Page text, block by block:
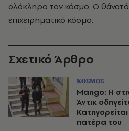
ολόκληρο τον κόσμο. Ο
επιχειρηματικό κόσμο.
Σχετικό Άρθρο
ΚΟΣΜΟΣ
Mango: Η
Άντικ
πατέρα του